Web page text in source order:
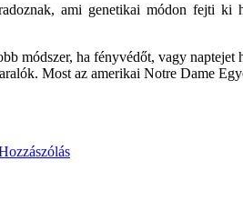
ami genetikai módon fejti ki
módszer, ha fényvédőt, vagy
Most az amerikai Notre Dame